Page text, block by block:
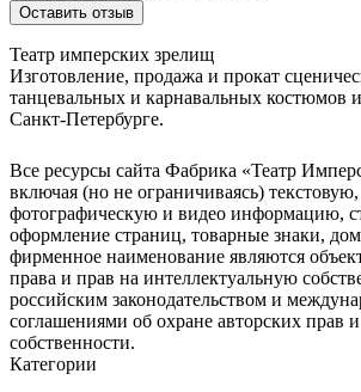
Оставить отзыв
Театр имперских зрелищ
Изготовление, продажа и прокат
танцевальных и карнавальных костюмов и
Санкт-Петербурге.
Все ресурсы сайта Фабрика «Театр
включая (но не ограничиваясь)
фотографическую и видео информацию,
оформление страниц, товарные знаки,
фирменное наименование являются
права и прав на интеллектуальную
российским законодательством и
соглашениями об охране авторских прав
собственности.
Категории